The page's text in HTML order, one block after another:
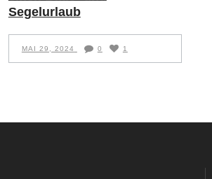
Segelurlaub
MAI 29, 2024 0 1